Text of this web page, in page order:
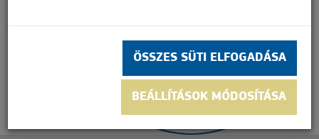
ÖSSZES SÜTI ELFOGADÁSA
BEÁLLÍTÁSOK MÓDOSÍTÁSA